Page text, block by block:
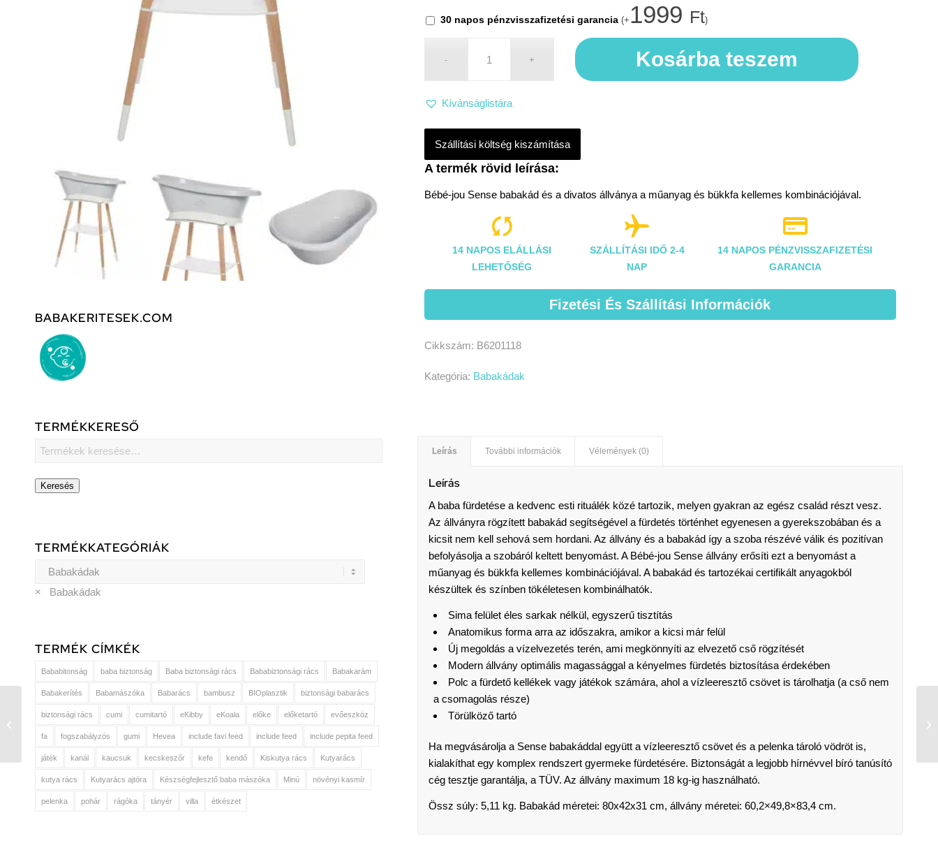
BABAKERITESEK.COM
TERMÉKKERESŐ
Keresés
TERMÉKKATEGÓRIÁK
× Babakádak
TERMÉK CÍMKÉK
Bababitonság baba biztonság Baba biztonsági rács Bababiztonsági rács Babakarám
Babakerítés Babamászóka Babarács bambusz BIOplasztik biztonsági babarács
biztonsági rács cumi cumitartó eKibby eKoala előke előketartó evőeszköz
fa fogszabályzós gumi Hevea include favi feed include feed include pepita feed
játék kanál kaucsuk kecskeszőr kefe kendő Kiskutya rács Kutyarács
kutya rács Kutyarács ajtóra Készségfejlesztő baba mászóka Minú növényi kasmír
pelenka pohár rágóka tányér villa étkészet
Bébé-jou Sense babakád és a divatos állványa a műanyag és bükkfa kellemes kombinációjával.
30 napos pénzvisszafizetési garancia (+ 1999 Ft)
Kosárba teszem
Kívánságlistára
Szállítási költség kiszámítása

14 NAPOS ELÁLLÁSI
LEHETŐSÉG

SZÁLLÍTÁSI IDŐ 2-4
NAP

14 NAPOS PÉNZVISSZAFIZETÉSI
GARANCIA
Fizetési És Szállítási Információk
Cikkszám: B6201118
Kategória: Babakádak
Leírás További információk Vélemények (0)
Leírás
A baba fürdetése a kedvenc esti rituálék közé tartozik, melyen gyakran az egész család részt vesz.
Az állványra rögzített babakád segítségével a fürdetés történhet egyenesen a gyerekszobában és a
kicsit nem kell sehová sem hordani. Az állvány és a babakád így a szoba részévé válik és pozitívan
befolyásolja a szobáról keltett benyomást. A Bébé-jou Sense állvány erősíti ezt a benyomást a
műanyag és bükkfa kellemes kombinációjával. A babakád és tartozékai certifikált anyagokból
készültek és színben tökéletesen kombinálhatók.
Sima felület éles sarkak nélkül, egyszerű tisztítás
Anatomikus forma arra az időszakra, amikor a kicsi már felül
Új megoldás a vízelvezetés terén, ami megkönnyíti az elvezető cső rögzítését
Modern állvány optimális magassággal a kényelmes fürdetés biztosítása érdekében
Polc a fürdető kellékek vagy játékok számára, ahol a vízleeresztő csövet is tárolhatja (a cső nem
a csomagolás része)
Törülköző tartó
Ha megvásárolja a Sense babakáddal együtt a vízleeresztő csövet és a pelenka tároló vödröt is,
kialakíthat egy komplex rendszert gyermeke fürdetésére. Biztonságát a legjobb hírnévvel bíró tanúsító
cég tesztje garantálja, a TÜV. Az állvány maximum 18 kg-ig használható.
Össz súly: 5,11 kg. Babakád méretei: 80x42x31 cm, állvány méretei: 60,2×49,8×83,4 cm.
Babakád szett Sense
White állvány